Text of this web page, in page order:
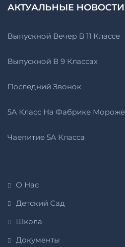
АКТУАЛЬНЫЕ НОВОСТИ
Выпускной Вечер В 11 Классе
Выпускной В 9 Классах
Последний Звонок
5А Класс На Фабрике
Чаепитие 5А Класса
О Нас
Детский Сад
Школа
Документы